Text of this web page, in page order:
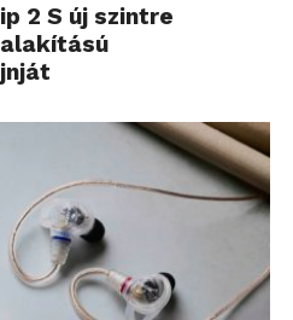
2 S új szintre